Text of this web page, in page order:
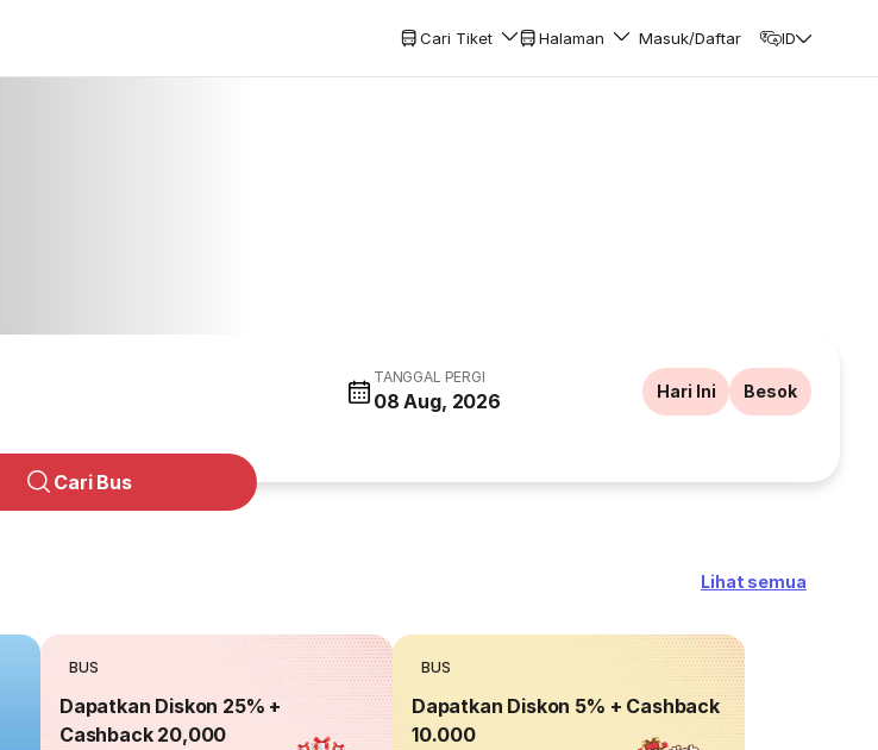
Cari Tiket Halaman Masuk/Daftar ID
TANGGAL PERGI
08 Aug, 2026 Hari Ini Besok
Cari Bus
Lihat semua
BUS
Dapatkan Diskon 25% +
Cashback 20,000
BUS
Dapatkan Diskon 5% + Cashback
10.000